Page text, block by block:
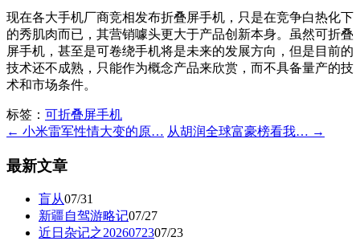
现在各大手机厂商竞相发布折叠屏手机，只是在竞争白热化下
的秀肌肉而已，其营销噱头更大于产品创新本身。虽然可折叠
屏手机，甚至是可卷绕手机将是未来的发展方向，但是目前的
技术还不成熟，只能作为概念产品来欣赏，而不具备量产的技
术和市场条件。
标签： 可折叠屏手机
← 小米雷军性情大变的原… 从胡润全球富豪榜看我… →
最新文章
盲从07/31
新疆自驾游略记07/27
近日杂记之2026072307/23